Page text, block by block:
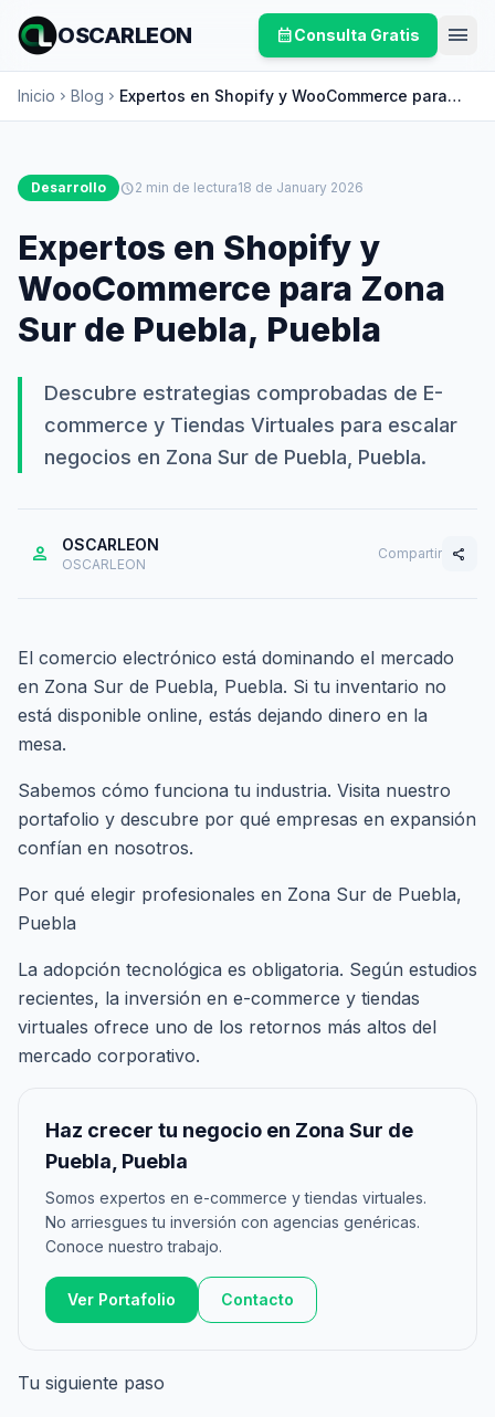
OSCARLEON calendar_monthConsulta Gratis menu
Inicio chevron_right Blog chevron_right Expertos en Shopify y WooCommerce para
Zona Sur de Puebla, Puebla
Desarrollo schedule2 min de lectura18 de January 2026
Expertos en Shopify y
WooCommerce para Zona
Sur de Puebla, Puebla
Descubre estrategias comprobadas de E-
commerce y Tiendas Virtuales para escalar
negocios en Zona Sur de Puebla, Puebla.
person OSCARLEON
OSCARLEON
Compartir share
El comercio electrónico está dominando el mercado
en Zona Sur de Puebla, Puebla. Si tu inventario no
está disponible online, estás dejando dinero en la
mesa.
Sabemos cómo funciona tu industria. Visita nuestro
portafolio y descubre por qué empresas en expansión
confían en nosotros.
Por qué elegir profesionales en Zona Sur de Puebla,
Puebla
La adopción tecnológica es obligatoria. Según estudios
recientes, la inversión en e-commerce y tiendas
virtuales ofrece uno de los retornos más altos del
mercado corporativo.
Haz crecer tu negocio en Zona Sur de
Puebla, Puebla
Somos expertos en e-commerce y tiendas virtuales.
No arriesgues tu inversión con agencias genéricas.
Conoce nuestro trabajo.
Ver Portafolio Contacto
Tu siguiente paso